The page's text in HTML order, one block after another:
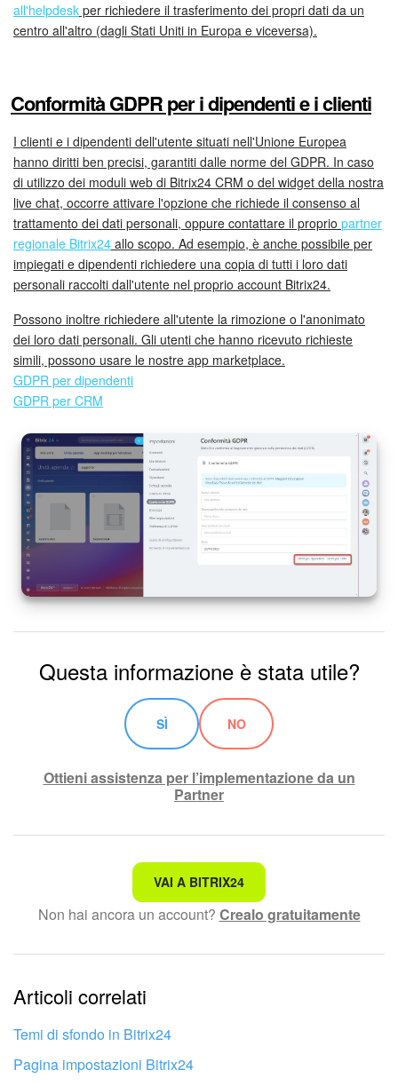
Online store
Knowledge base
Firma elettronica
Firma elettronica per HR
Automazione
Flussi di lavoro
Marketing
Gestione inventario
Telefonia
Mio profilo
Impostazioni
Enterprise
Bitrix24 On-Premise
Bitrix24 Messenger
Domande generali
INIZIA GRATIS
ACCEDI
all'helpdesk per richiedere il trasferimento dei propri dati da un
centro all'altro (dagli Stati Uniti in Europa e viceversa).
Conformità GDPR per i dipendenti e i clienti
I clienti e i dipendenti dell'utente situati nell'Unione Europea
hanno diritti ben precisi, garantiti dalle norme del GDPR. In caso
di utilizzo dei moduli web di Bitrix24 CRM o del widget della nostra
live chat, occorre attivare l'opzione che richiede il consenso al
trattamento dei dati personali, oppure contattare il proprio partner
regionale Bitrix24 allo scopo. Ad esempio, è anche possibile per
impiegati e dipendenti richiedere una copia di tutti i loro dati
personali raccolti dall'utente nel proprio account Bitrix24.
Possono inoltre richiedere all'utente la rimozione o l'anonimato
dei loro dati personali. Gli utenti che hanno ricevuto richieste
simili, possono usare le nostre app marketplace.
GDPR per dipendenti
GDPR per CRM
Questa informazione è stata utile?
SÌ NO
Ottieni assistenza per l’implementazione da un
Partner
Non è quello che sto cercando.
Testo complesso e incomprensibile
Le informazioni sono obsolete.
Troppo breve, ho bisogno di maggiori informazioni.
Non mi soddisfa come funziona questo strumento
VAI A BITRIX24
Non hai ancora un account? Crealo gratuitamente
Articoli correlati
Temi di sfondo in Bitrix24
Pagina impostazioni Bitrix24